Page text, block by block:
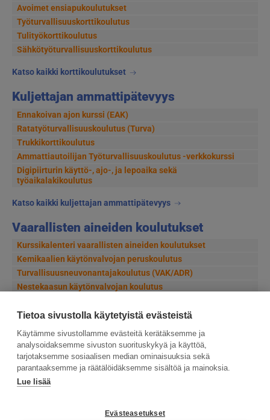
Tietoa sivustolla käytetyistä evästeistä
Käytämme sivustollamme evästeitä kerätäksemme ja
analysoidaksemme sivuston suorituskykyä ja käyttöä,
tarjotaksemme sosiaalisen median ominaisuuksia sekä
parantaaksemme ja räätälöidäksemme sisältöä ja mainoksia.
Lue lisää
Evästeasetukset
Avoimet ensiapukoulutukset
Työturvallisuuskorttikoulutus
Tulityökorttikoulutus
Sähkötyöturvallisuuskorttikoulutus
Katso kaikki korttikoulutukset
Kuljettajan ammattipätevyys
Ennakoivan ajon kurssi (EAK)
Ratatyöturvallisuuskoulutus (Turva)
Trukkikorttikoulutus
Ammattiautoilijan Työturvallisuuskoulutus -verkkokurssi
Digipiirturin käyttö-, ajo-, ja lepoaika sekä
työaikalakikoulutus
Katso kaikki kuljettajan ammattipätevyys
Vaarallisten aineiden koulutukset
Kurssikalenteri vaarallisten aineiden koulutukset
Kemikaalien käytönvalvojan peruskoulutus
Turvallisuusneuvonantajakoulutus (VAK/ADR)
Nestekaasun käytönvalvojan koulutus
Katso kaikki vaarallisten aineiden koulutukset